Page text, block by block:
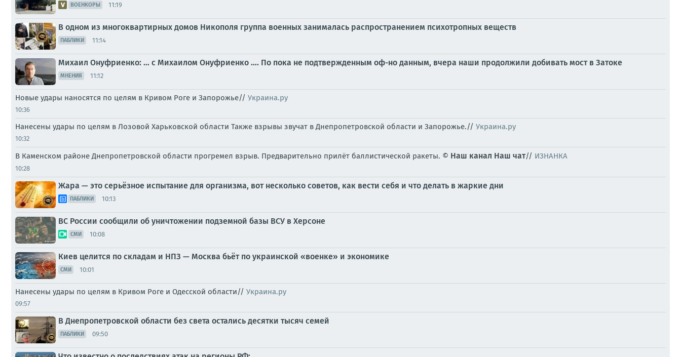
ВОЕНКОРЫ 11:19
В одном из многоквартирных домов Никополя группа военных занималась распространением психотропных веществ
ПАБЛИКИ 11:14
Михаил Онуфриенко: … с Михаилом Онуфриенко …. По пока не подтвержденным оф-но данным, вчера наши продолжили добивать мост в Затоке
МНЕНИЯ 11:12
Новые удары наносятся по целям в Кривом Роге и Запорожье// Украина.ру
10:36
Нанесены удары по целям в Лозовой Харьковской области Также взрывы звучат в Днепропетровской области и Запорожье.// Украина.ру
10:32
В Каменском районе Днепропетровской области прогремел взрыв. Предварительно прилёт баллистической ракеты. © Наш канал Наш чат// ИЗНАНКА
10:28
Жара — это серьёзное испытание для организма, вот несколько советов, как вести себя и что делать в жаркие дни
ПАБЛИКИ 10:13
ВС России сообщили об уничтожении подземной базы ВСУ в Херсоне
СМИ 10:08
Киев целится по складам и НПЗ — Москва бьёт по украинской «военке» и экономике
СМИ 10:01
Нанесены удары по целям в Кривом Роге и Одесской области// Украина.ру
09:57
В Днепропетровской области без света остались десятки тысяч семей
ПАБЛИКИ 09:50